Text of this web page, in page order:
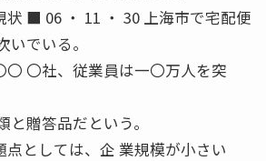
状 ■ 06 ・ 11 ・ 30 上海市で宅配便
でいる。
〇社、従業員は一〇万人を突
贈答品だという。
としては、企 業規模が小さい